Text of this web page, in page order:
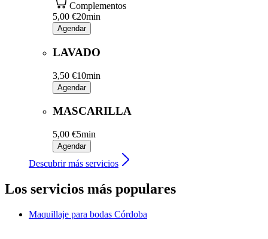
Complementos
5,00 €20min
Agendar
LAVADO
3,50 €10min
Agendar
MASCARILLA
5,00 €5min
Agendar
Descubrir más servicios
Los servicios más populares
Maquillaje para bodas Córdoba